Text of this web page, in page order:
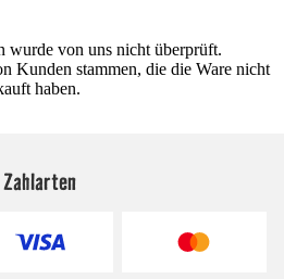
wurde von uns nicht überprüft.
Kunden stammen, die die Ware nicht
haben.
Zahlarten